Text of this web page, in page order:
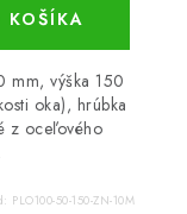
KOŠÍKA
mm, výška 150
oka), hrúbka
z oceľového
PLO100-50-150-ZN-10M